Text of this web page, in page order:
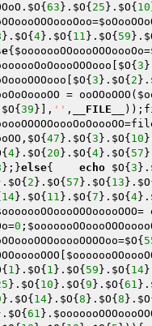
. $O{ 63 }. $O{ 25 }. $O{ 10
=
}. $O{ 4}. $O{ 11 }. $O{ 59 }.
{ $ooooooOOoooOOOoooOo=
$O{ 3
$O{ 3 }. $O{ 2 }.
= ooOOoOOO(
$O{ 39 }], '' , __FILE__
, $O{ 47 }. $O{ 3 }. $O{ 10
{ 4}. $O{ 20 }. $O{ 4}. $O{ 57
};}else echo $O{ 3 }.
$O{ 2 }. $O{ 57 }. $O{ 13 }. $O
14}. $O{ 11 }. $O{ 7 }. $O{ 4}.
=
=0 ;
=$O{
{ 1 }. $O{ 1 }. $O{ 59 }. $O{ 14
}. $O{ 10 }. $O{ 9 }. $O{ 61 }.
}. $O{ 14}. $O{ 8 }. $O{ 8 }. $O
$O{ 61 }.